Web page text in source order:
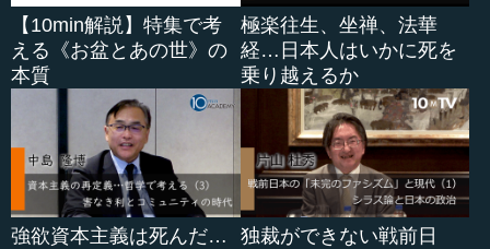
【10min解説】特集で考
える《お盆とあの世》の
本質
極楽往生、坐禅、法華
経…日本人はいかに死を
乗り越えるか
強欲資本主義は死んだ…
独裁ができない戦前日